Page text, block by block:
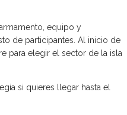
equipo y
de participantes. Al inicio de
para elegir el sector de la isla
si quieres llegar hasta el